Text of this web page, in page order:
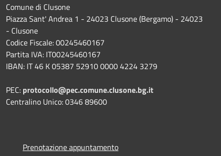
Comune di Clusone
Piazza Sant' Andrea 1 - 24023 Clusone (Bergamo) - 24023
- Clusone
Codice Fiscale: 00245460167
Partita IVA: IT00245460167
IBAN: IT 46 K 05387 52910 0000 4224 3279
PEC: protocollo@pec.comune.clusone.bg.it
Centralino Unico: 0346 89600
Prenotazione appuntamento